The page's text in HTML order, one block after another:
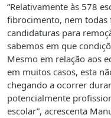
“Relativamente às 578
fibrocimento, nem todas
candidaturas para
sabemos em que
Mesmo em relação aos
em muitos casos, esta
chegando a ocorrer
potencialmente
escolar”, acrescenta